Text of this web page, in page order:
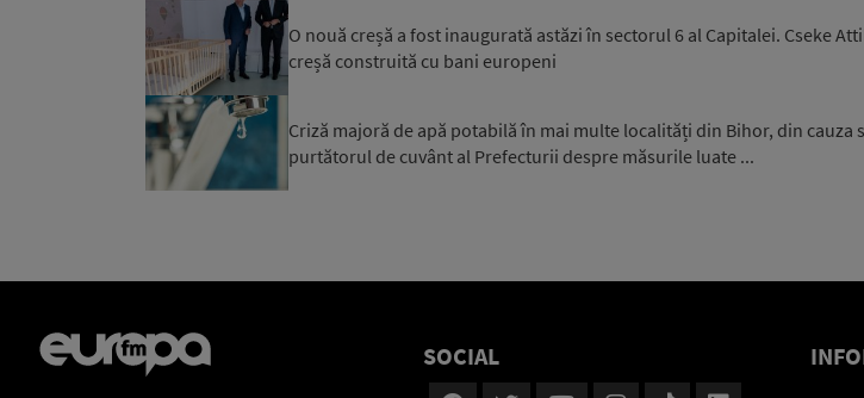
O nouă creșă a fost inaugurată astăzi în sectorul 6 al Capitalei. Cseke
creșă construită cu bani europeni
Criză majoră de apă potabilă în mai multe localități din Bihor, din cauza
purtătorul de cuvânt al Prefecturii despre măsurile luate ...
SOCIAL